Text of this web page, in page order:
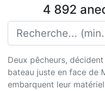
4 892
Deux pêcheurs,
bateau juste en face de
embarquent leur